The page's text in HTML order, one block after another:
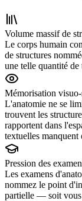
Volume massif de
Le corps humain
de structures
une telle quantité de
Mémorisation
L'anatomie ne se
trouvent les
rapportent dans
textuelles manquent
Pression des
Les examens
nommez le point
partielle — soit vous